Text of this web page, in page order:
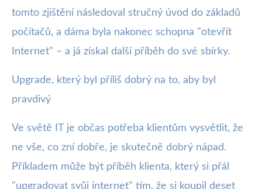
tomto zjištění následoval stručný úvod do základů
počítačů, a dáma byla nakonec schopna "otevřít
Internet" – a já získal další příběh do své sbírky.
Upgrade, který byl příliš dobrý na to, aby byl
pravdivý
Ve světě IT je občas potřeba klientům vysvětlit, že
ne vše, co zní dobře, je skutečně dobrý nápad.
Příkladem může být příběh klienta, který si přál
"upgradovat svůj internet" tím, že si koupil deset